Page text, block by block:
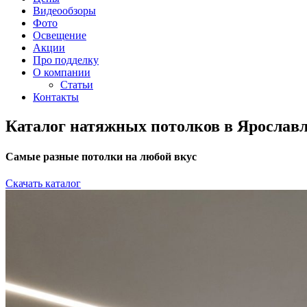
Видеообзоры
Фото
Освещение
Акции
Про подделку
О компании
Статьи
Контакты
Каталог натяжных потолков в
Самые разные потолки на любой вкус
Скачать каталог